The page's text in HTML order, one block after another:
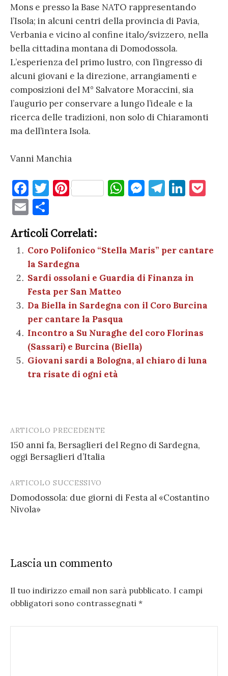
Mons e presso la Base NATO rappresentando
l’Isola; in alcuni centri della provincia di Pavia,
Verbania e vicino al confine italo/svizzero, nella
bella cittadina montana di Domodossola.
L’esperienza del primo lustro, con l’ingresso di
alcuni giovani e la direzione, arrangiamenti e
composizioni del M° Salvatore Moraccini, sia
l’augurio per conservare a lungo l’ideale e la
ricerca delle tradizioni, non solo di Chiaramonti
ma dell’intera Isola.
Vanni Manchia
F
a
c
e
b
o
o
k
T
te
r
Pi
es
t
W
A
p
p
M
g
er
T
a
Li
dI
n
et
E
m
ai
l
n
di
vi
di
Articoli Correlati:
Coro Polifonico “Stella Maris” per cantare
la Sardegna
Sardi ossolani e Guardia di Finanza in
Festa per San Matteo
Da Biella in Sardegna con il Coro Burcina
per cantare la Pasqua
Incontro a Su Nuraghe del coro Florinas
(Sassari) e Burcina (Biella)
Giovani sardi a Bologna, al chiaro di luna
tra risate di ogni età
Post
navigation
ARTICOLO PRECEDENTE
150 anni fa, Bersaglieri del Regno di Sardegna,
oggi Bersaglieri d’Italia
ARTICOLO SUCCESSIVO
Domodossola: due giorni di Festa al «Costantino
Nivola»
Lascia un commento
Il tuo indirizzo email non sarà pubblicato. I campi
obbligatori sono contrassegnati *